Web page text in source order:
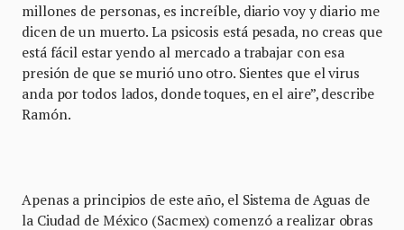
millones de personas, es increíble, diario voy y diario me
dicen de un muerto. La psicosis está pesada, no creas que
está fácil estar yendo al mercado a trabajar con esa
presión de que se murió uno otro. Sientes que el virus
anda por todos lados, donde toques, en el aire”, describe
Ramón.
Apenas a principios de este año, el Sistema de Aguas de
la Ciudad de México (Sacmex) comenzó a realizar obras